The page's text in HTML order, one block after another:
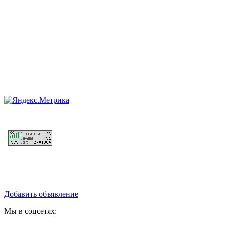
Добавить объявление
Мы в соцсетях: